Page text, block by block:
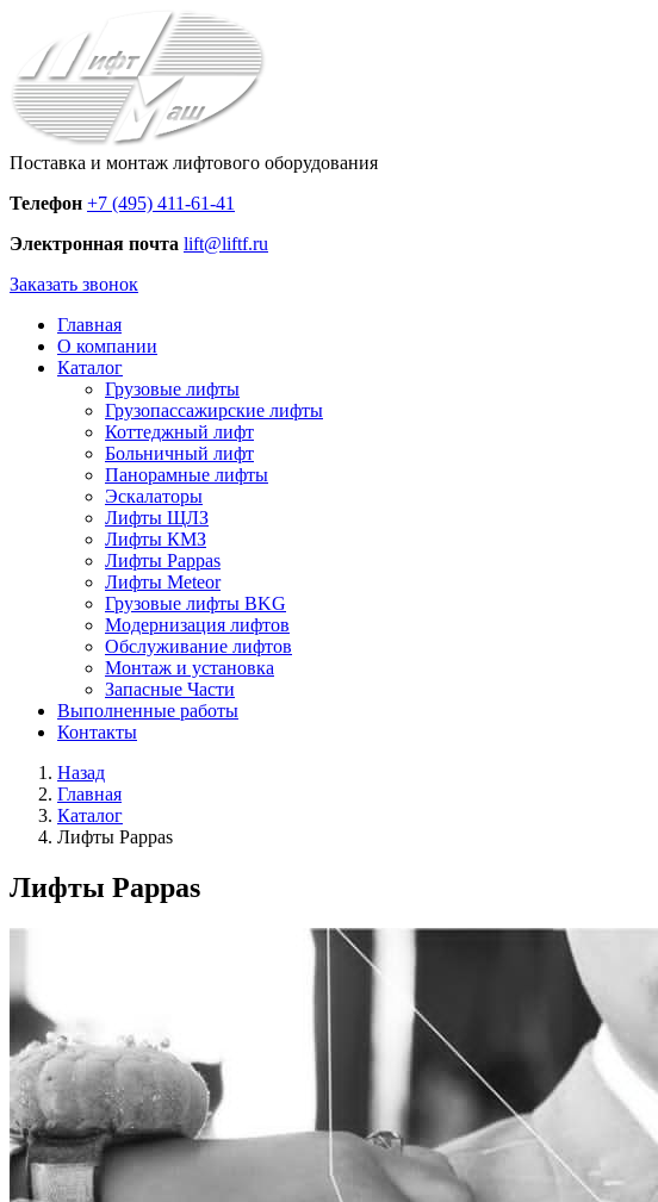
Поставка и монтаж лифтового оборудования
Телефон +7 (495) 411-61-41
Электронная почта lift@liftf.ru
Заказать звонок
Главная
О компании
Каталог
Грузовые лифты
Грузопассажирские лифты
Коттеджный лифт
Больничный лифт
Панорамные лифты
Эскалаторы
Лифты ЩЛЗ
Лифты КМЗ
Лифты Pappas
Лифты Meteor
Грузовые лифты BKG
Модернизация лифтов
Обслуживание лифтов
Монтаж и установка
Запасные Части
Выполненные работы
Контакты
Назад
Главная
Каталог
Лифты Pappas
Лифты Pappas